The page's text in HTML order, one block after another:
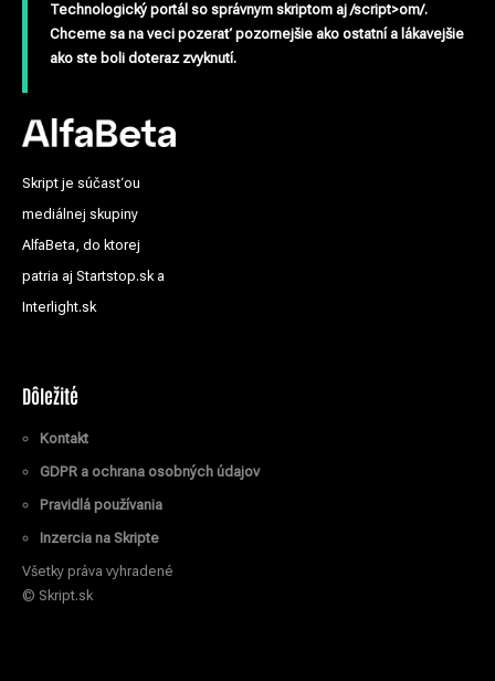
Technologický portál so správnym skriptom aj /script>om/.
Chceme sa na veci pozerať pozornejšie ako ostatní a lákavejšie
ako ste boli doteraz zvyknutí.
Skript je súčasťou
mediálnej skupiny
AlfaBeta, do ktorej
patria aj Startstop.sk a
Interlight.sk
Dôležité
Kontakt
GDPR a ochrana osobných údajov
Pravidlá používania
Inzercia na Skripte
Všetky práva vyhradené
© Skript.sk